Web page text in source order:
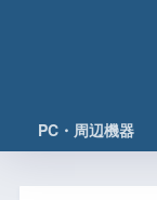
PC・周辺機器